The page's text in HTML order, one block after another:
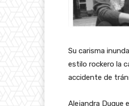
Su carisma
estilo rockero la
accidente de
Alejandra Duque